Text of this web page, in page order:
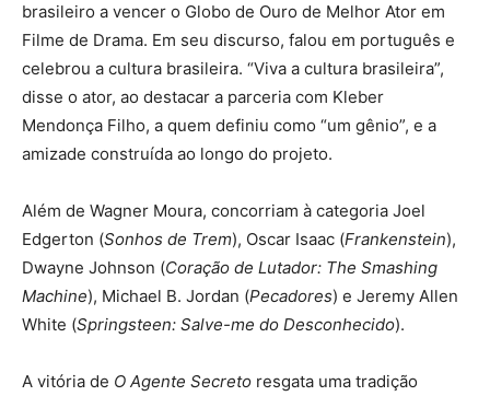
brasileiro a vencer o Globo de Ouro de Melhor Ator em
Filme de Drama. Em seu discurso, falou em português e
celebrou a cultura brasileira. “Viva a cultura brasileira”,
disse o ator, ao destacar a parceria com Kleber
Mendonça Filho, a quem definiu como “um gênio”, e a
amizade construída ao longo do projeto.
Além de Wagner Moura, concorriam à categoria Joel
Edgerton (Sonhos de Trem), Oscar Isaac (Frankenstein),
Dwayne Johnson (Coração de Lutador: The Smashing
Machine), Michael B. Jordan (Pecadores) e Jeremy Allen
White (Springsteen: Salve-me do Desconhecido).
A vitória de O Agente Secreto resgata uma tradição